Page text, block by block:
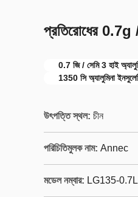
প্রতিরোধের 0.7g
0.7 জি / সেমি 3 হাই
1350 সি অ্যালুমিনা
উৎপত্তি স্থল: চীন
পরিচিতিমুলক নাম: Annec
মডেল নম্বার: LG135-0.7L